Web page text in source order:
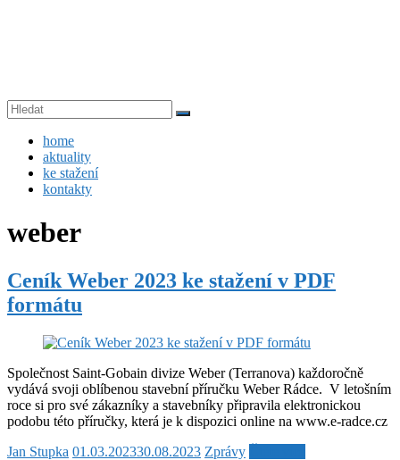
IZOLTECH
s.r.o.
technické
izolace
zateplení
budov
Menu
home
aktuality
ke stažení
kontakty
weber
Ceník Weber 2023 ke stažení v PDF
formátu
Společnost Saint-Gobain divize Weber (Terranova) každoročně
vydává svoji oblíbenou stavební příručku Weber Rádce. V letošním
roce si pro své zákazníky a stavebníky připravila elektronickou
podobu této příručky, která je k dispozici online na www.e-radce.cz
Jan Stupka 01.03.202330.08.2023 Zprávy